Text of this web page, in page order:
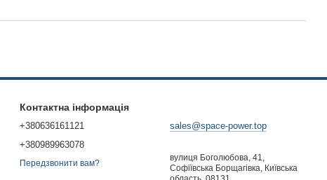
Контактна інформація
+380636161121
+380989963078
Передзвонити вам?
sales@space-power.top
вулиця Боголюбова, 41,
Софіївська Борщагівка, Київська